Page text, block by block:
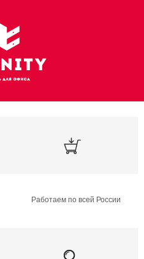
Работаем по всей России